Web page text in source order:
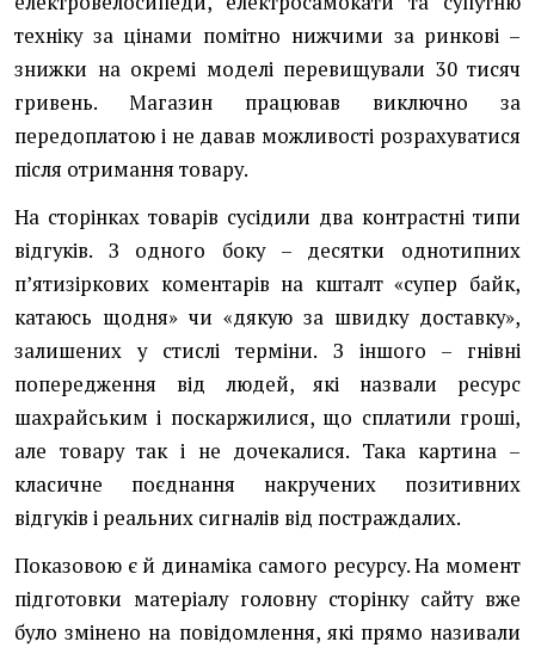
техніку за цінами помітно нижчими за ринкові –
знижки на окремі моделі перевищували 30 тисяч
гривень. Магазин працював виключно за
передоплатою і не давав можливості розрахуватися
після отримання товару.
На сторінках товарів сусідили два контрастні типи
відгуків. З одного боку – десятки однотипних
п’ятизіркових коментарів на кшталт «супер байк,
катаюсь щодня» чи «дякую за швидку доставку»,
залишених у стислі терміни. З іншого – гнівні
попередження від людей, які назвали ресурс
шахрайським і поскаржилися, що сплатили гроші,
але товару так і не дочекалися. Така картина –
класичне поєднання накручених позитивних
відгуків і реальних сигналів від постраждалих.
Показовою є й динаміка самого ресурсу. На момент
підготовки матеріалу головну сторінку сайту вже
було змінено на повідомлення, які прямо називали